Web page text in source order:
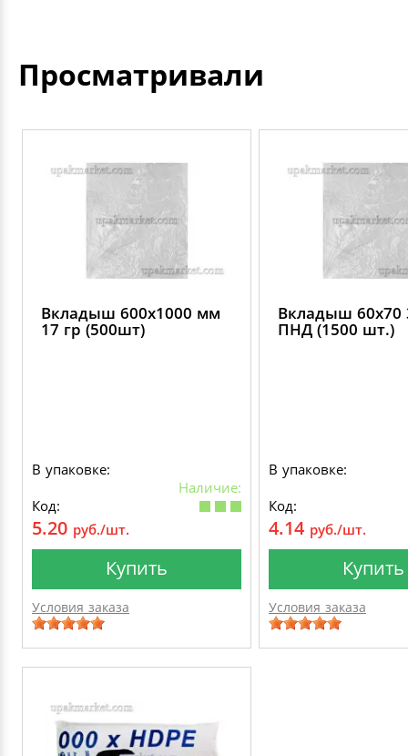
Просматривали
Вкладыш 600х1000 мм
17 гр (500шт)
В упаковке:
Наличие:
Код:
5.20 руб./шт.
Купить
Условия заказа
Вкладыш 60х70
ПНД (1500 шт.)
В упаковке:
Код:
4.14 руб./шт.
Купить
Условия заказа